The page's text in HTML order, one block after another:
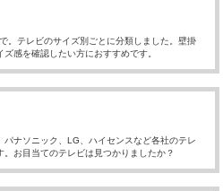
。テレビのサイズ別ごとに分類しました。壁掛
感を確認したい方におすすめです。
パナソニック、LG、ハイセンスなど各社のテレ
。お目当てのテレビは見つかりましたか？